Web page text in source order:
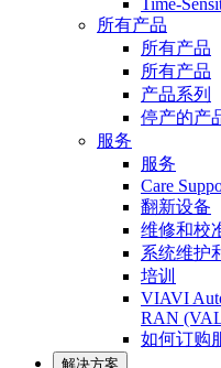
Time-
所有产品
所有产品
所有产品
产品系列
停产的产
服务
服务
Care
翻新设备
维修和校
系统维护
培训
VIAVI
RAN
如何订购
解决方案